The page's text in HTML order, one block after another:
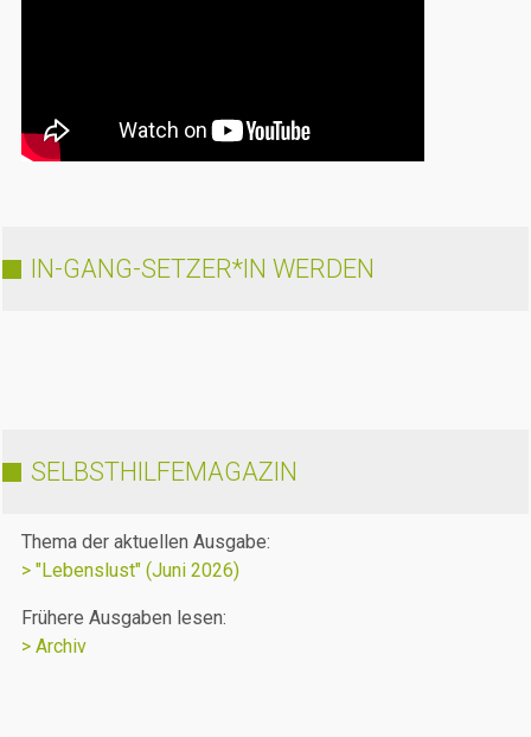
IN-GANG-SETZER*IN WERDEN
SELBSTHILFEMAGAZIN
Thema der aktuellen Ausgabe:
> "Lebenslust" (Juni 2026)
Frühere Ausgaben lesen:
> Archiv